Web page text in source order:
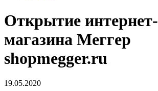
Открытие интернет-
магазина Меггер
shopmegger.ru
19.05.2020